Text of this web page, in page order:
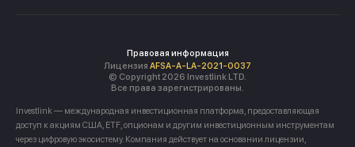
Правовая информация
Лицензия AFSA-A-LA-2021-0037
© Copyright 2026 Investlink LTD.
Все права зарегистрированы.
Investlink — международная инвестиционная платформа, предоставляющая
доступ к акциям США, ETF, опционам и другим инвестиционным инструментам
через цифровую экосистему. Компания действует на основании лицензии,